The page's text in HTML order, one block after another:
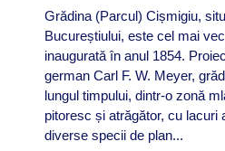
Grădina (Parcul) Cișmigiu,
Bucureștiului, este cel mai
inaugurată în anul 1854.
german Carl F. W. Meyer,
lungul timpului, dintr-o zonă
pitoresc și atrăgător, cu lacuri
diverse specii de plan...